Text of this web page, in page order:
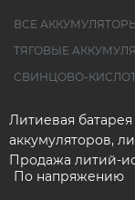
ВСЕ
ТЯГОВЫЕ
СВИНЦОВО-
Литиевая
аккумуляторов,
Продажа литий-
По напряжению